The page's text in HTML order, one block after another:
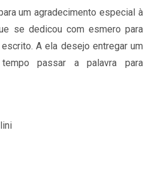
um agradecimento especial à
se dedicou com esmero para
A ela desejo entregar um
passar a palavra para